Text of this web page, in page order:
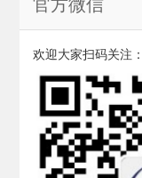
官方微信
欢迎大家扫码关注：